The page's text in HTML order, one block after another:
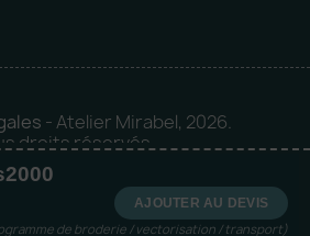
AJOUTER AU DEVIS
de broderie / vectorisation / transport)
- Atelier Mirabel, 2026.
droits réservés.
orbite 🪐 byLogia |
et communication